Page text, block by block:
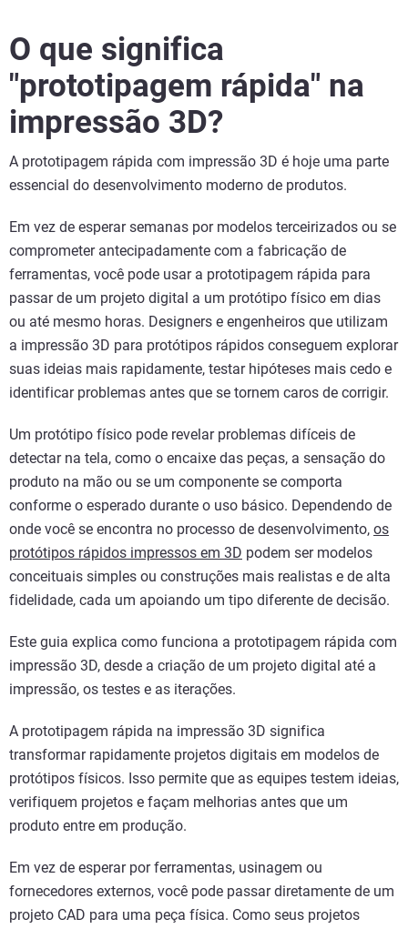
O que significa
"prototipagem rápida" na
impressão 3D?
A prototipagem rápida com impressão 3D é hoje uma parte
essencial do desenvolvimento moderno de produtos.
Em vez de esperar semanas por modelos terceirizados ou se
comprometer antecipadamente com a fabricação de
ferramentas, você pode usar a prototipagem rápida para
passar de um projeto digital a um protótipo físico em dias
ou até mesmo horas. Designers e engenheiros que utilizam
a impressão 3D para protótipos rápidos conseguem explorar
suas ideias mais rapidamente, testar hipóteses mais cedo e
identificar problemas antes que se tornem caros de corrigir.
Um protótipo físico pode revelar problemas difíceis de
detectar na tela, como o encaixe das peças, a sensação do
produto na mão ou se um componente se comporta
conforme o esperado durante o uso básico. Dependendo de
onde você se encontra no processo de desenvolvimento, os
protótipos rápidos impressos em 3D podem ser modelos
conceituais simples ou construções mais realistas e de alta
fidelidade, cada um apoiando um tipo diferente de decisão.
Este guia explica como funciona a prototipagem rápida com
impressão 3D, desde a criação de um projeto digital até a
impressão, os testes e as iterações.
A prototipagem rápida na impressão 3D significa
transformar rapidamente projetos digitais em modelos de
protótipos físicos. Isso permite que as equipes testem ideias,
verifiquem projetos e façam melhorias antes que um
produto entre em produção.
Em vez de esperar por ferramentas, usinagem ou
fornecedores externos, você pode passar diretamente de um
projeto CAD para uma peça física. Como seus projetos